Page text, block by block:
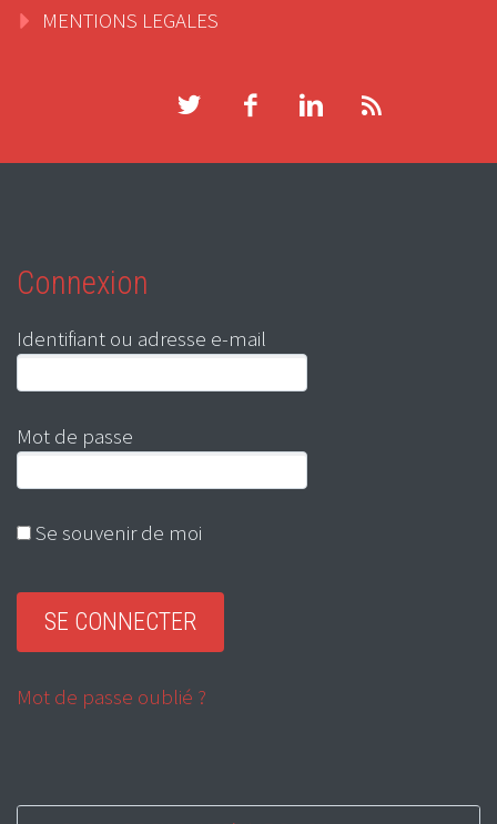
MENTIONS LEGALES
Connexion
Identifiant ou adresse e-mail
Mot de passe
Se souvenir de moi
Mot de passe oublié ?